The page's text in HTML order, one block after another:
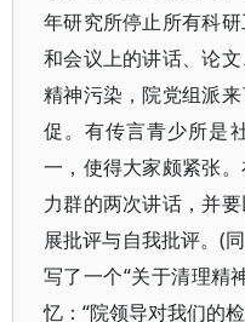
年研究所停止所有科
和会议上的讲话、论
精神污染，院党组派
促。有传言青少所是
一，使得大家颇紧张
力群的两次讲话，并
展批评与自我批评。(
写了一个“关于清理精
忆：“院领导对我们的